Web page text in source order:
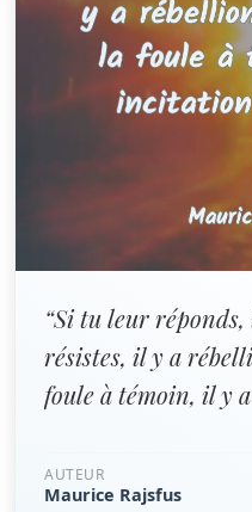
“Si tu leur
résistes, il y a
foule à témoin, il y
AUTEUR
Maurice Rajsfus